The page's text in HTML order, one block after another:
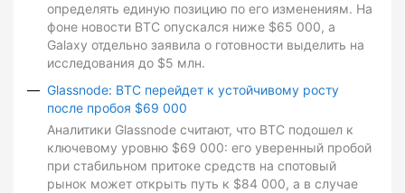
определять единую позицию по его изменениям. На
фоне новости BTC опускался ниже $65 000, а
Galaxy отдельно заявила о готовности выделить на
исследования до $5 млн.
Glassnode: BTC перейдет к устойчивому росту
после пробоя $69 000
Аналитики Glassnode считают, что BTC подошел к
ключевому уровню $69 000: его уверенный пробой
при стабильном притоке средств на спотовый
рынок может открыть путь к $84 000, а в случае